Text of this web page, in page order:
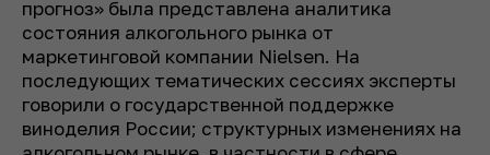
прогноз» была представлена аналитика
состояния алкогольного рынка от
маркетинговой компании Nielsen. На
последующих тематических сессиях эксперты
говорили о государственной поддержке
виноделия России; структурных изменениях на